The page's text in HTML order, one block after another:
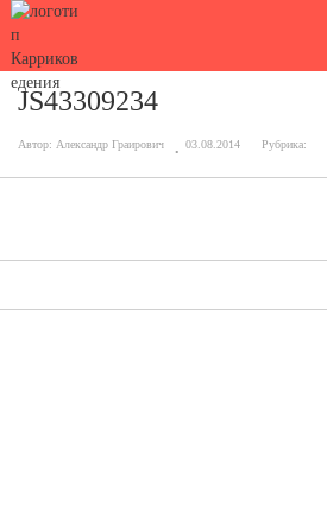
JS43309234
Автор: Александр Граирович 03.08.2014 Рубрика: